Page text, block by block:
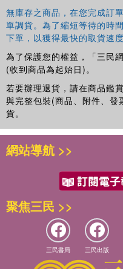
無庫存之商品，在您完成訂
單調貨。為了縮短等待的時
下單，以獲得最快的取貨速
為了保護您的權益，「三民網
(收到商品為起始日)。
若要辦理退貨，請在商品鑑
與完整包裝(商品、附件、發
貨。
網站導航 >>
聚焦三民 >>
三民書局 三民出版